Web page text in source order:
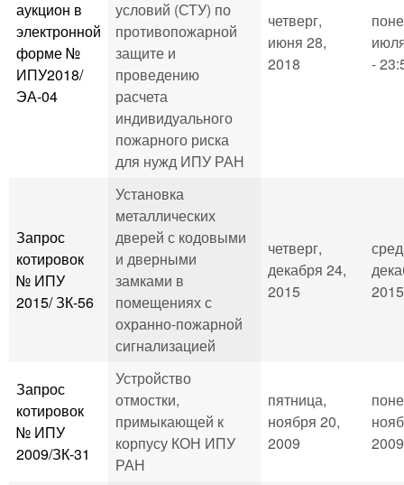
аукцион в
электронной
форме №
ИПУ2018/
ЭА-04
условий (СТУ) по
противопожарной
защите и
проведению
расчета
индивидуального
пожарного риска
для нужд ИПУ РАН
четверг,
июня 28,
2018
-
Запрос
котировок
№ ИПУ
2015/ ЗК-56
Установка
металлических
дверей с кодовыми
и дверными
замками в
помещениях с
охранно-пожарной
сигнализацией
четверг,
декабря 24,
2015
Запрос
котировок
№ ИПУ
2009/ЗК-31
Устройство
отмостки,
примыкающей к
корпусу КОН ИПУ
РАН
пятница,
ноября 20,
2009